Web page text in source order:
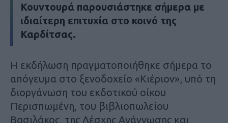
Κουντουρά παρουσιάστηκε σήμερα με
ιδιαίτερη επιτυχία στο κοινό της
Καρδίτσας.
Η εκδήλωση πραγματοποιήθηκε σήμερα το
απόγευμα στο ξενοδοχείο «Κιέριον», υπό τη
διοργάνωση του εκδοτικού οίκου
Περισπωμένη, του βιβλιοπωλείου
Βασιλάκος, της Λέσχης Ανάγνωσης και